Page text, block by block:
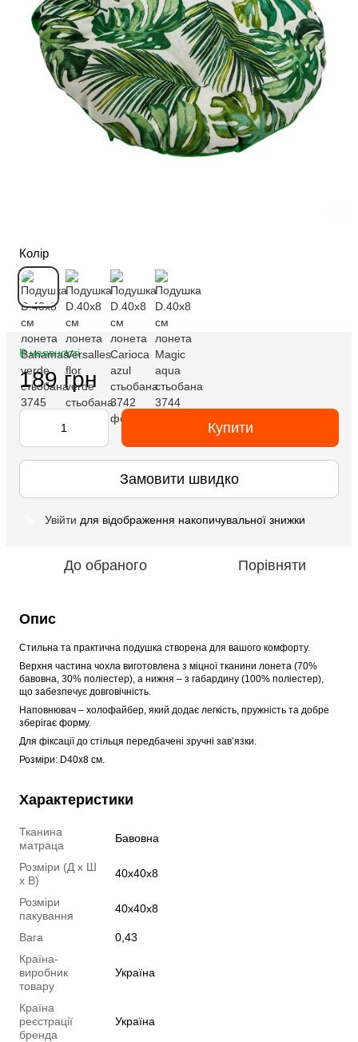
Колір
В наявності
189 грн
Купити
Замовити швидко
Увійти для відображення накопичувальної знижки
До обраного Порівняти
Опис
Стильна та практична подушка створена для вашого комфорту.
Верхня частина чохла виготовлена з міцної тканини лонета (70%
бавовна, 30% поліестер), а нижня – з габардину (100% поліестер),
що забезпечує довговічність.
Наповнювач – холофайбер, який додає легкість, пружність та добре
зберігає форму.
Для фіксації до стільця передбачені зручні зав’язки.
Розміри: D40x8 см.
Характеристики
Тканина
матраца
Бавовна
Розміри (Д х Ш
х В)
40x40x8
Розміри
пакування
40x40x8
Вага
0,43
Країна-
виробник
товару
Україна
Країна
реєстрації
бренда
Україна